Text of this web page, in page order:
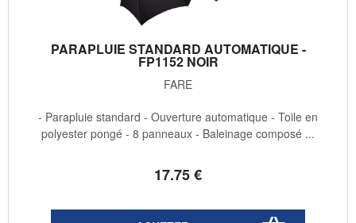
PARAPLUIE STANDARD AUTOMATIQUE -
FP1152 NOIR
FARE
17.75€
- Parapluie standard - Ouverture automatique - Toile en
polyester pongé - 8 panneaux - Baleinage composé ...